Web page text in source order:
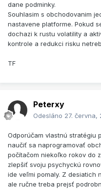
dane podminky.
Souhlasim s obchodovanim
nastavene platforme. Pokud
dochazi k rustu volatility a
kontrole a redukci risku
TF
Peterxy
Odesláno 27. června,
Odporúčam vlastnú stratégiu
naučiť sa naprogramovať
počítačom niekoľko rokov do
zlepšiť svoju psychyckú
ide veľmi pomaly. Z desiatich
ale ručne treba prejsť